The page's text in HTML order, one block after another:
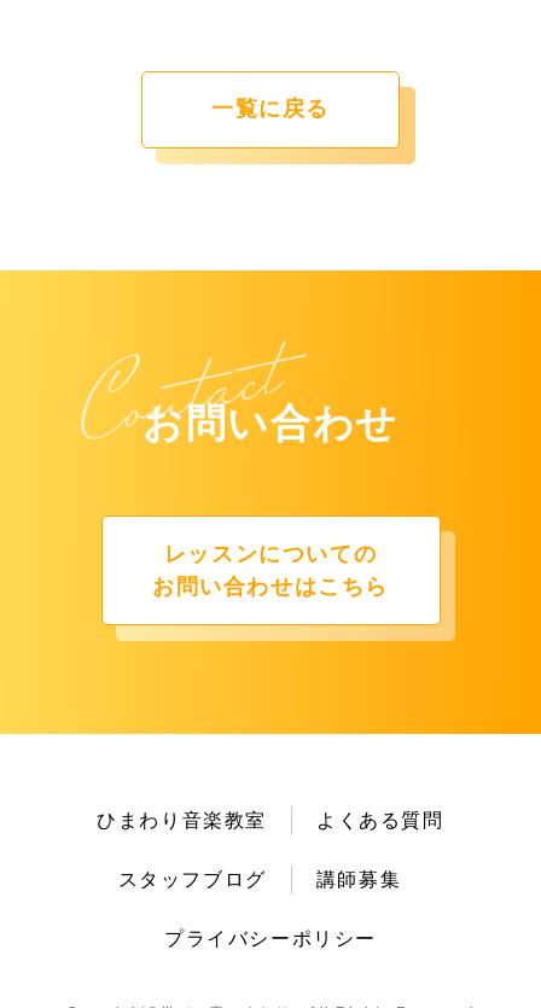
一覧に戻る
お問い合わせ
レッスンについての
お問い合わせはこちら
ひまわり音楽教室 よくある質問
スタッフブログ 講師募集
プライバシーポリシー